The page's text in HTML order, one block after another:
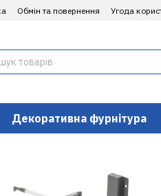
Обмін та повернення Угода
Декоративна фурнітура